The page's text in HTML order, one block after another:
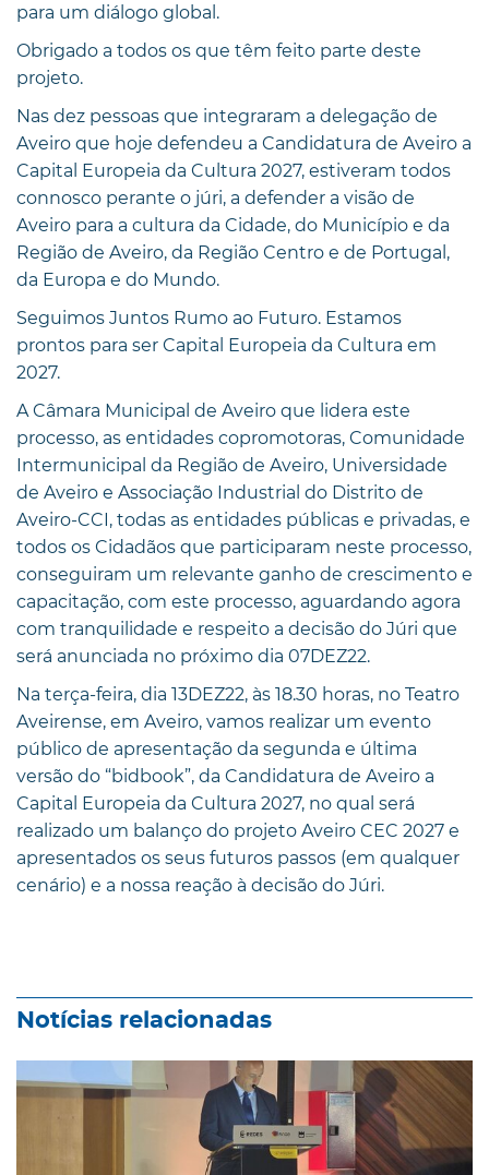
para um diálogo global.
Obrigado a todos os que têm feito parte deste
projeto.
Nas dez pessoas que integraram a delegação de
Aveiro que hoje defendeu a Candidatura de Aveiro a
Capital Europeia da Cultura 2027, estiveram todos
connosco perante o júri, a defender a visão de
Aveiro para a cultura da Cidade, do Município e da
Região de Aveiro, da Região Centro e de Portugal,
da Europa e do Mundo.
Seguimos Juntos Rumo ao Futuro. Estamos
prontos para ser Capital Europeia da Cultura em
2027.
A Câmara Municipal de Aveiro que lidera este
processo, as entidades copromotoras, Comunidade
Intermunicipal da Região de Aveiro, Universidade
de Aveiro e Associação Industrial do Distrito de
Aveiro-CCI, todas as entidades públicas e privadas, e
todos os Cidadãos que participaram neste processo,
conseguiram um relevante ganho de crescimento e
capacitação, com este processo, aguardando agora
com tranquilidade e respeito a decisão do Júri que
será anunciada no próximo dia 07DEZ22.
Na terça-feira, dia 13DEZ22, às 18.30 horas, no Teatro
Aveirense, em Aveiro, vamos realizar um evento
público de apresentação da segunda e última
versão do “bidbook”, da Candidatura de Aveiro a
Capital Europeia da Cultura 2027, no qual será
realizado um balanço do projeto Aveiro CEC 2027 e
apresentados os seus futuros passos (em qualquer
cenário) e a nossa reação à decisão do Júri.
Notícias relacionadas